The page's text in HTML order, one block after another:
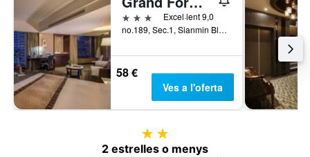
3 estrellesExcel·lent 9,0
no.189, Sec.1, Sianmin Blvd., Banciao City Taipei, Banqiao District, Taiwan
58 €
Ves a l'oferta
2 estrelles
2 estrelles o menys